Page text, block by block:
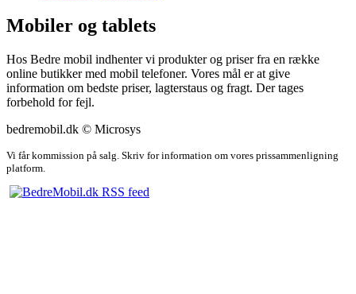
Mobiler og tablets
Hos Bedre mobil indhenter vi produkter og priser fra en række
online butikker med mobil telefoner. Vores mål er at give
information om bedste priser, lagterstaus og fragt. Der tages
forbehold for fejl.
bedremobil.dk © Microsys
Vi får kommission på salg. Skriv for information om vores prissammenligning
platform.